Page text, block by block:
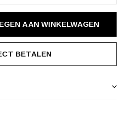
AAN WINKELWAGEN
BETALEN